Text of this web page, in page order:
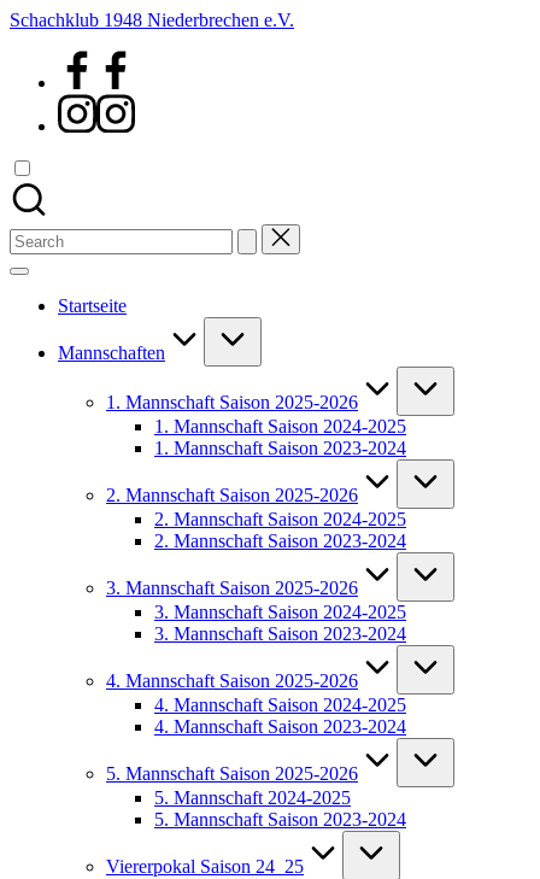
Skip
Schachklub 1948 Niederbrechen e.V.
Facebook
Instagram
Search
for:
Startseite
Mannschaften
1. Mannschaft Saison 2025-2026
1. Mannschaft Saison 2024-2025
1. Mannschaft Saison 2023-2024
2. Mannschaft Saison 2025-2026
2. Mannschaft Saison 2024-2025
2. Mannschaft Saison 2023-2024
3. Mannschaft Saison 2025-2026
3. Mannschaft Saison 2024-2025
3. Mannschaft Saison 2023-2024
4. Mannschaft Saison 2025-2026
4. Mannschaft Saison 2024-2025
4. Mannschaft Saison 2023-2024
5. Mannschaft Saison 2025-2026
5. Mannschaft 2024-2025
5. Mannschaft Saison 2023-2024
Viererpokal Saison 24_25